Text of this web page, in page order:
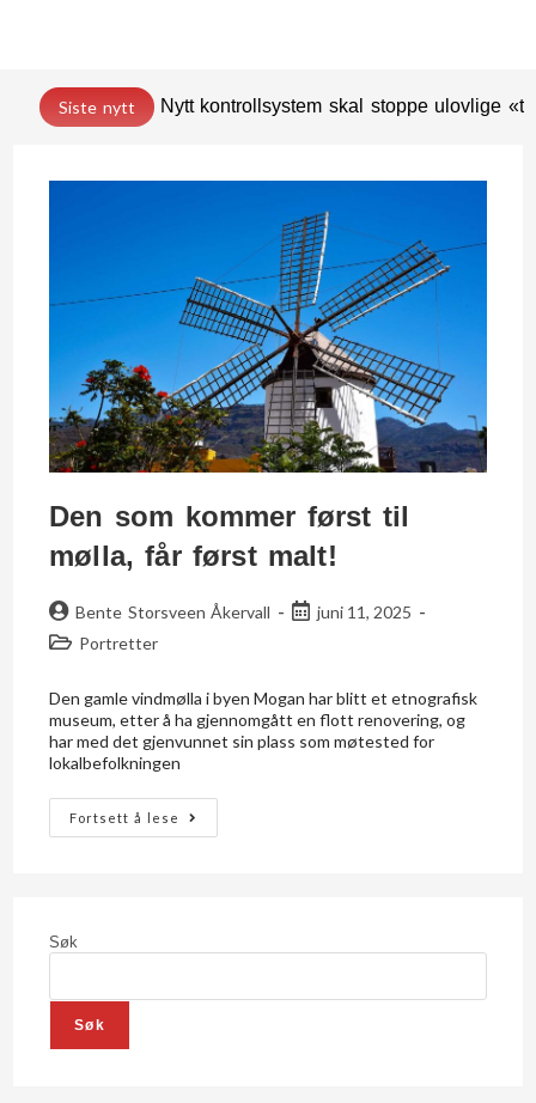
Siste nytt Nytt kontrollsystem skal stoppe ulovlige
Den som kommer først til
mølla, får først malt!
Bente Storsveen Åkervall
juni 11, 2025
Portretter
Den gamle vindmølla i byen Mogan har blitt et etnografisk
museum, etter å ha gjennomgått en flott renovering, og
har med det gjenvunnet sin plass som møtested for
lokalbefolkningen
Fortsett å lese
Søk
Søk